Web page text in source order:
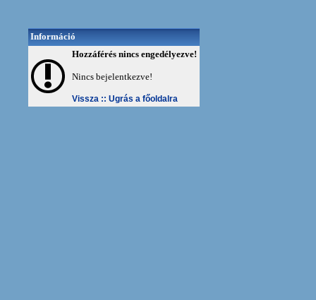
Információ
Hozzáférés nincs engedélyezve!
Nincs bejelentkezve!
Vissza :: Ugrás a főoldalra